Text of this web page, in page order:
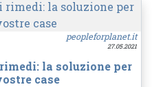
peopleforplanet.it
27.05.2021
la soluzione per
case